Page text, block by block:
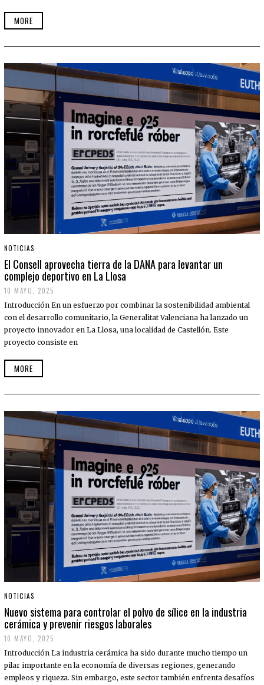
MORE
NOTICIAS
El Consell aprovecha tierra de la DANA para levantar un
complejo deportivo en La Llosa
10 MAYO, 2025
Introducción En un esfuerzo por combinar la sostenibilidad ambiental
con el desarrollo comunitario, la Generalitat Valenciana ha lanzado un
proyecto innovador en La Llosa, una localidad de Castellón. Este
proyecto consiste en
MORE
NOTICIAS
Nuevo sistema para controlar el polvo de sílice en la industria
cerámica y prevenir riesgos laborales
10 MAYO, 2025
Introducción La industria cerámica ha sido durante mucho tiempo un
pilar importante en la economía de diversas regiones, generando
empleos y riqueza. Sin embargo, este sector también enfrenta desafíos